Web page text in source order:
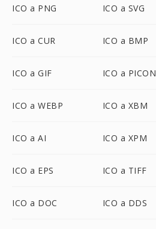
ICO a PNG ICO a SVG
ICO a CUR ICO a BMP
ICO a GIF ICO a PICON
ICO a WEBP ICO a XBM
ICO a AI ICO a XPM
ICO a EPS ICO a TIFF
ICO a DOC ICO a DDS